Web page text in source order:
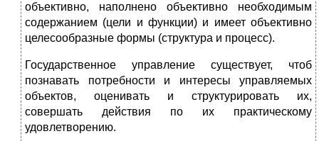
объективно, наполнено объективно необходимым
содержанием (цели и функции) и имеет объективно
целесообразные формы (структура и процесс).
Государственное управление существует, чтоб
познавать потребности и интересы управляемых
объектов, оценивать и структурировать их,
совершать действия по их практическому
удовлетворению.